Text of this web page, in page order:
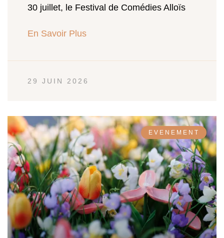
30 juillet, le Festival de Comédies Alloïs
En Savoir Plus
29 JUIN 2026
EVENEMENT